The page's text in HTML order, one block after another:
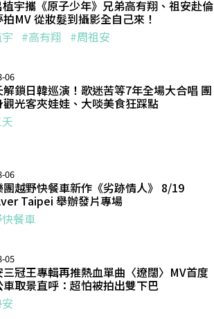
植宇攜《原子少年》兄弟高有翔、祖安赴倫
MV 從妝髮到攝影全自己來！
#高有翔 #周祖安
06
鎖日韓巡演！歌迷苦等7年全場大合唱 團
光客夾娃娃、大啖美食狂踩點
06
團越野快餐車新作《劣跡情人》 8/19
Taipei 舉辦發片專場
餐車
05
冠王專輯再推熱血單曲〈遼闊〉MV首度
取景直呼：超怕被拍出雙下巴